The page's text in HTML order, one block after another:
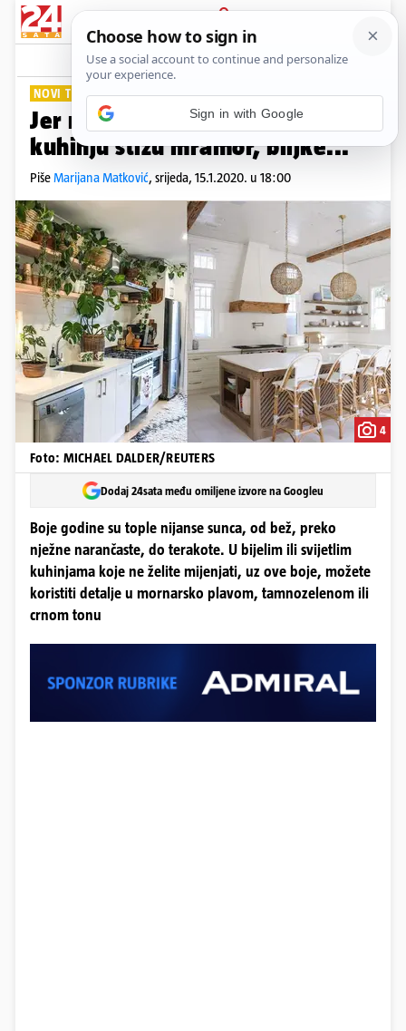
PRIJAVA
Lifestyle Komentari
NOVI TRENDOVI
Jer manje je više: 2020. nam u
kuhinju stižu mramor, biljke...
PišeMarijana Matković, srijeda, 15.1.2020. u 18:00
4
Foto: MICHAEL DALDER/REUTERS
Dodaj 24sata među omiljene izvore na Googleu
Boje godine su tople nijanse sunca, od bež, preko
nježne narančaste, do terakote. U bijelim ili svijetlim
kuhinjama koje ne želite mijenjati, uz ove boje, možete
koristiti detalje u mornarsko plavom, tamnozelenom ili
crnom tonu